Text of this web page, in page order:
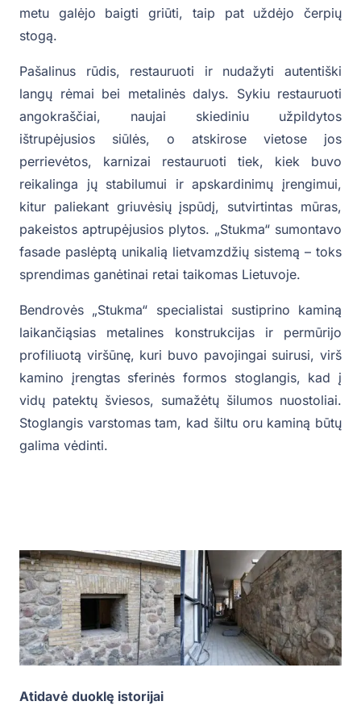
metu galėjo baigti griūti, taip pat uždėjo čerpių
stogą.
Pašalinus rūdis, restauruoti ir nudažyti autentiški
langų rėmai bei metalinės dalys. Sykiu restauruoti
angokraščiai, naujai skiediniu užpildytos
ištrupėjusios siūlės, o atskirose vietose jos
perrievėtos, karnizai restauruoti tiek, kiek buvo
reikalinga jų stabilumui ir apskardinimų įrengimui,
kitur paliekant griuvėsių įspūdį, sutvirtintas mūras,
pakeistos aptrupėjusios plytos. „Stukma“ sumontavo
fasade paslėptą unikalią lietvamzdžių sistemą – toks
sprendimas ganėtinai retai taikomas Lietuvoje.
Bendrovės „Stukma“ specialistai sustiprino kaminą
laikančiąsias metalines konstrukcijas ir permūrijo
profiliuotą viršūnę, kuri buvo pavojingai suirusi, virš
kamino įrengtas sferinės formos stoglangis, kad į
vidų patektų šviesos, sumažėtų šilumos nuostoliai.
Stoglangis varstomas tam, kad šiltu oru kaminą būtų
galima vėdinti.
Atidavė duoklę istorijai